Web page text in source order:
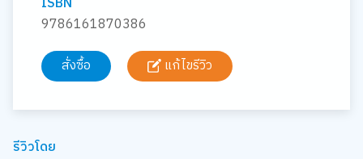
9786161870386
สั่งซื้อ
แก้ไขรีวิว
รีวิวโดย